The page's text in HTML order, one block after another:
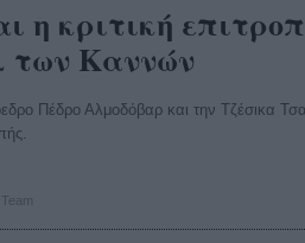
η κριτική
των Καννών
Πέδρο Αλμοδόβαρ και την Τζέσικα